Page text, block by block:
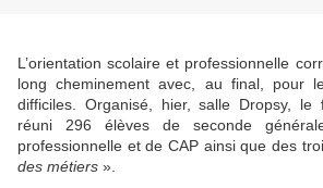
L’orientation scolaire et professionnelle
long cheminement avec, au final, pour
difficiles. Organisé, hier, salle Dropsy,
réuni 296 élèves de seconde
professionnelle et de CAP ainsi que des
des métiers ».